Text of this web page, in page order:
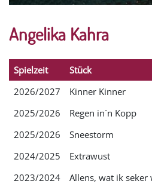
Angelika Kahra
Spielzeit Stück
2026/2027
Kinner Kinner
2025/2026
Regen in´n Kopp
2025/2026
Sneestorm
2024/2025
Extrawust
2023/2024
Allens, wat ik seker